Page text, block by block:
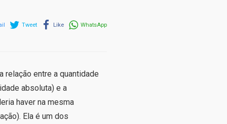
Tweet Like WhatsApp
entre a quantidade
absoluta) e a
haver na mesma
Ela é um dos